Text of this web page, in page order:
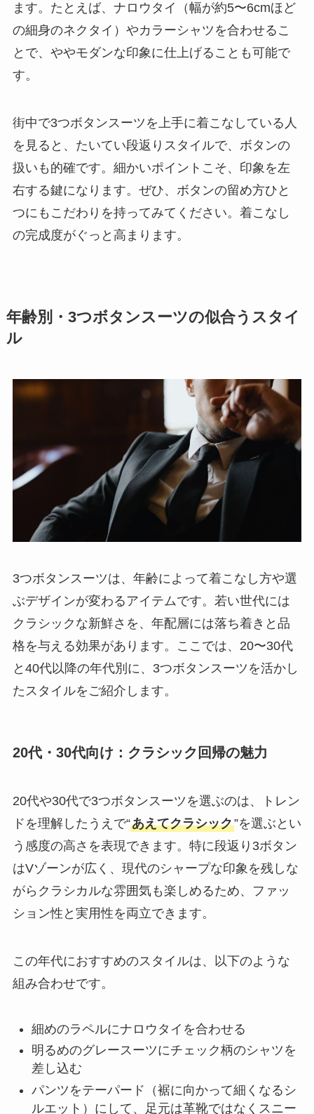
ます。たとえば、ナロウタイ（幅が約5〜6cmほど
の細身のネクタイ）やカラーシャツを合わせるこ
とで、ややモダンな印象に仕上げることも可能で
す。
街中で3つボタンスーツを上手に着こなしている人
を見ると、たいてい段返りスタイルで、ボタンの
扱いも的確です。細かいポイントこそ、印象を左
右する鍵になります。ぜひ、ボタンの留め方ひと
つにもこだわりを持ってみてください。着こなし
の完成度がぐっと高まります。
年齢別・3つボタンスーツの似合うスタイ
ル
3つボタンスーツは、年齢によって着こなし方や選
ぶデザインが変わるアイテムです。若い世代には
クラシックな新鮮さを、年配層には落ち着きと品
格を与える効果があります。ここでは、20〜30代
と40代以降の年代別に、3つボタンスーツを活かし
たスタイルをご紹介します。
20代・30代向け：クラシック回帰の魅力
20代や30代で3つボタンスーツを選ぶのは、トレン
ドを理解したうえで“あえてクラシック”を選ぶとい
う感度の高さを表現できます。特に段返り3ボタン
はVゾーンが広く、現代のシャープな印象を残しな
がらクラシカルな雰囲気も楽しめるため、ファッ
ション性と実用性を両立できます。
この年代におすすめのスタイルは、以下のような
組み合わせです。
細めのラペルにナロウタイを合わせる
明るめのグレースーツにチェック柄のシャツを
差し込む
パンツをテーパード（裾に向かって細くなるシ
ルエット）にして、足元は革靴ではなくスニー